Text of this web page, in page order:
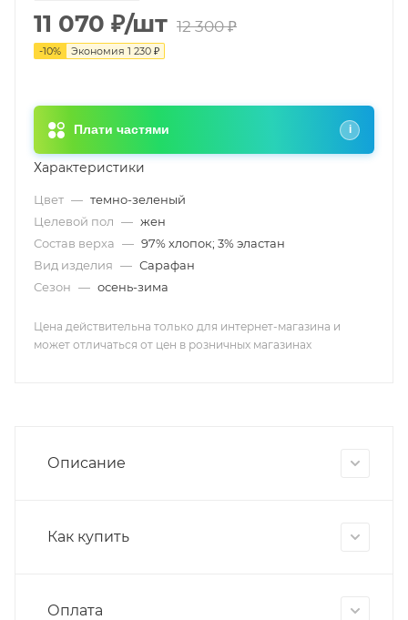
11 070 ₽/шт 12 300₽
-10% Экономия 1 230 ₽
Плати частями i
Характеристики
Цвет — темно-зеленый
Целевой пол — жен
Состав верха — 97% хлопок; 3% эластан
Вид изделия — Сарафан
Сезон — осень-зима
Цена действительна только для интернет-магазина и
может отличаться от цен в розничных магазинах
Описание
Как купить
Оплата